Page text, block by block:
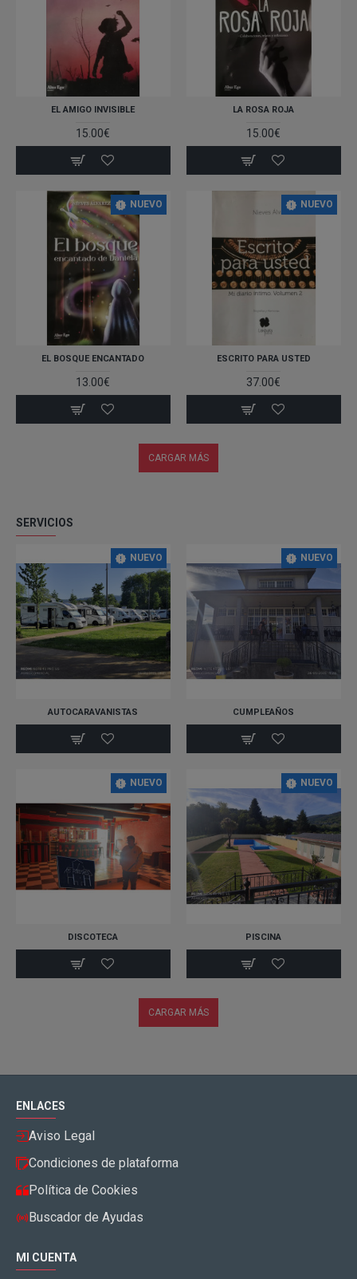
EL AMIGO INVISIBLE
15.00€
LA ROSA ROJA
15.00€
NUEVO
EL BOSQUE ENCANTADO
13.00€
NUEVO
ESCRITO PARA USTED
37.00€
CARGAR MÁS
SERVICIOS
NUEVO
AUTOCARAVANISTAS
NUEVO
CUMPLEAÑOS
NUEVO
DISCOTECA
NUEVO
PISCINA
CARGAR MÁS
ENLACES
Aviso Legal
Condiciones de plataforma
Política de Cookies
Buscador de Ayudas
MI CUENTA